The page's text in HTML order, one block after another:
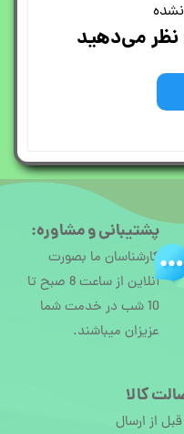
نظر می‌دهید
پشتیبانی و مشاوره:
کارشناسان ما بصورت
آنلاین از ساعت 8 صبح تا
10 شب در خدمت شما
عزیزان میباشند.
کالا
از ارسال